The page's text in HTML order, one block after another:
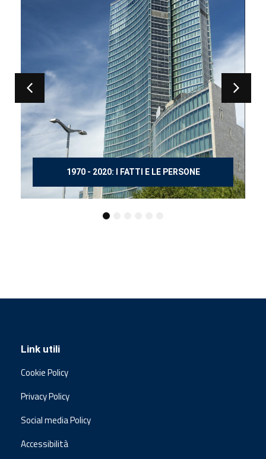
150 ANNI DOPO MANZONI
Link utili
Cookie Policy
Privacy Policy
Social media Policy
Accessibilità